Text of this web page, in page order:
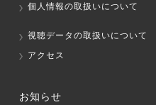
個人情報の取扱いについて
視聴データの取扱いについて
アクセス
お知らせ